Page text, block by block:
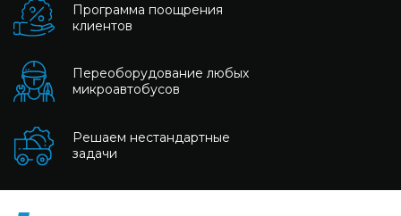
Программа поощрения
клиентов
Переоборудование любых
микроавтобусов
Решаем нестандартные
задачи